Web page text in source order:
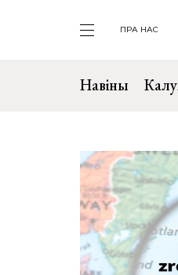
ПРА НАС
Навіны